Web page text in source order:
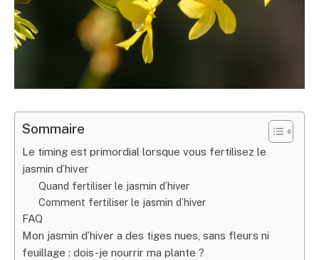
Sommaire
Le timing est primordial lorsque vous fertilisez le
jasmin d’hiver
Quand fertiliser le jasmin d’hiver
Comment fertiliser le jasmin d’hiver
FAQ
Mon jasmin d’hiver a des tiges nues, sans fleurs ni
feuillage : dois-je nourrir ma plante ?